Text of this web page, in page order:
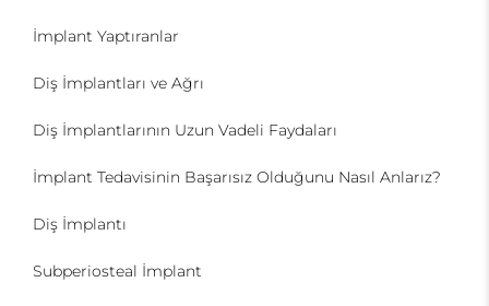
İmplant Yaptıranlar
Diş İmplantları ve Ağrı
Diş İmplantlarının Uzun Vadeli Faydaları
İmplant Tedavisinin Başarısız Olduğunu Nasıl Anlarız?
Diş İmplantı
Subperiosteal İmplant